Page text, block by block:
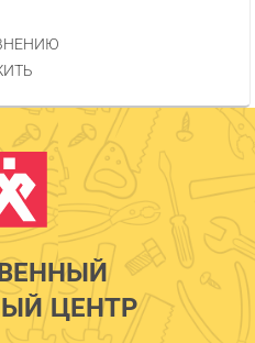
ЦЕНТР